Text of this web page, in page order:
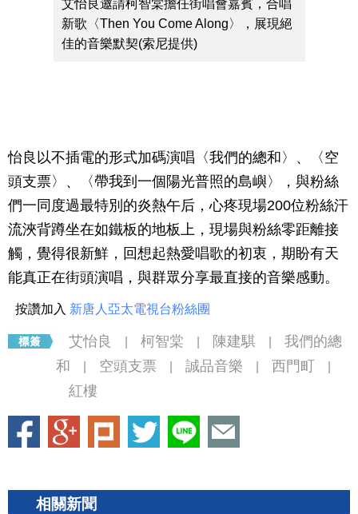
艾怡良邀請柯智棠擔任街唱會嘉賓，合唱
新歌〈Then You Come Along〉，展現絕
佳的音樂默契(索尼提供)
怡良以不插電的形式加碼演唱〈我們的總和〉、〈空
頭支票〉、〈帶我到一個陽光普照的島嶼〉，與粉絲
們一同度過最特別的炎熱午后，心疼現場200位粉絲汗
流浹背蹲坐在如鐵板的地板上，現場與粉絲零距離接
觸，覺得很新鮮，回想起熱愛唱歌的初衷，期盼有天
能真正在街頭演唱，與群眾分享最直接的音樂感動。
按讚加入 新唐人亞太電視台粉絲團
艾怡良 柯智棠 陳建騏
我們的總
和
空頭支票 誠品音樂 西門町
紅樓
相關新聞